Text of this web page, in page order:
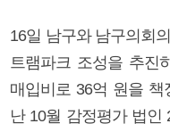
16일 남구와 남구의회
트램파크 조성을 추진
매입비로 36억 원을
난 10월 감정평가 법인